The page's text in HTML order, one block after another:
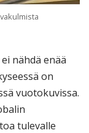
nähdä enää
on
vuotokuvissa.
tulevalle